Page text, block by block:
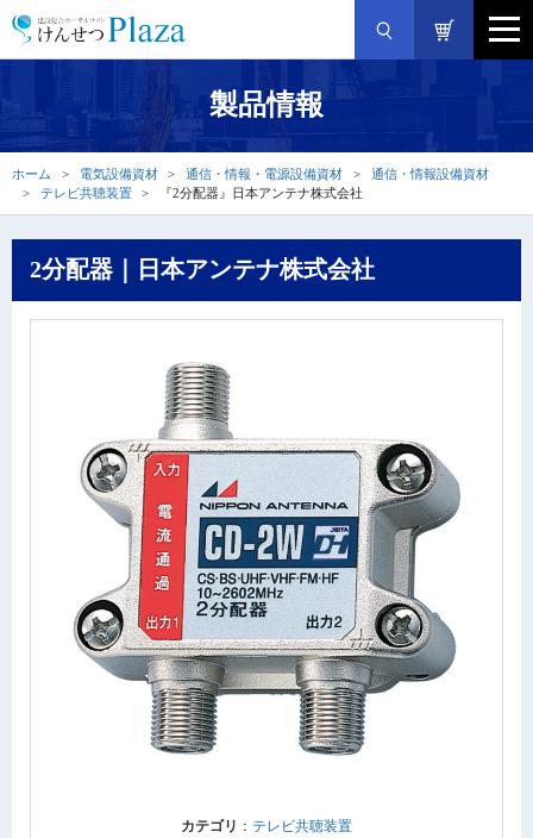
製品情報
ホーム 電気設備資材 通信・情報・電源設備資材
通信・情報設備資材
テレビ共聴装置
『2分配器』日本アンテナ株式会社
2分配器｜日本アンテナ株式会社
カテゴリ ： テレビ共聴装置